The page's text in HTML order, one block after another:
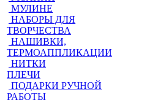
МУЛИНЕ
НАБОРЫ ДЛЯ
ТВОРЧЕСТВА
НАШИВКИ,
ТЕРМОАППЛИКАЦИИ
НИТКИ
ПЛЕЧИ
ПОДАРКИ РУЧНОЙ
РАБОТЫ